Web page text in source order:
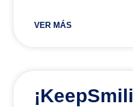
VER MÁS